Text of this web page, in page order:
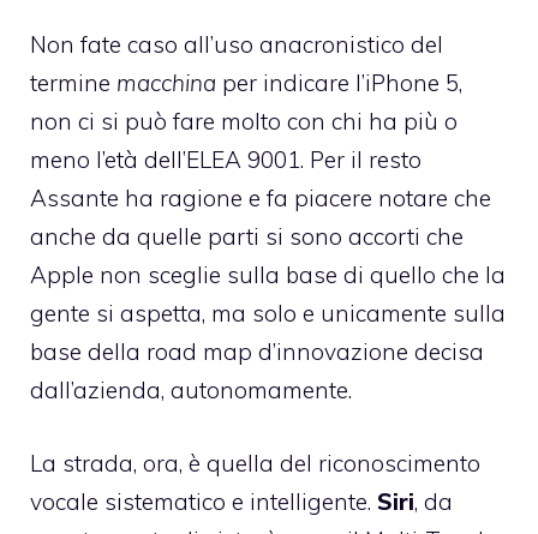
Non fate caso all’uso anacronistico del
termine macchina per indicare l’iPhone 5,
non ci si può fare molto con chi ha più o
meno l’età dell’ELEA 9001. Per il resto
Assante ha ragione e fa piacere notare che
anche da quelle parti si sono accorti che
Apple non sceglie sulla base di quello che la
gente si aspetta, ma solo e unicamente sulla
base della road map d’innovazione decisa
dall’azienda, autonomamente.
La strada, ora, è quella del riconoscimento
vocale sistematico e intelligente. Siri, da